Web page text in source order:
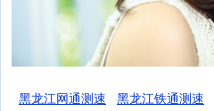
黑龙江网通测速 黑龙江铁通测速